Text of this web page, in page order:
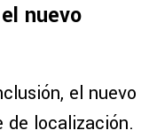
nuevo
el nuevo
de localización.